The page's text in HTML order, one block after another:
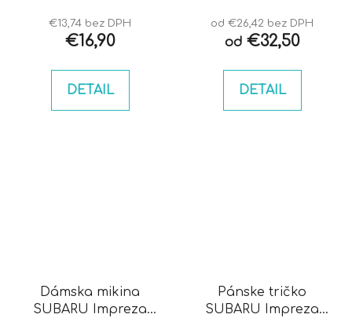
€13,74 bez DPH
€16,90
DETAIL
od €26,42 bez DPH
od€32,50
DETAIL
Dámska mikina
SUBARU Impreza
Pánske tričko
SUBARU Impreza